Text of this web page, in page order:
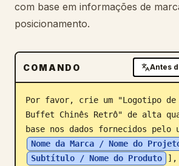
Preços
Baixar
Blog
Atualizações
com base em informações de
posicionamento.
COMANDO Antes
Por favor, crie um "Logotipo de
Buffet Chinês Retrô" de alta
base nos dados fornecidos
Nome da Marca / Nome do
Subtítulo / Nome do Produto
],